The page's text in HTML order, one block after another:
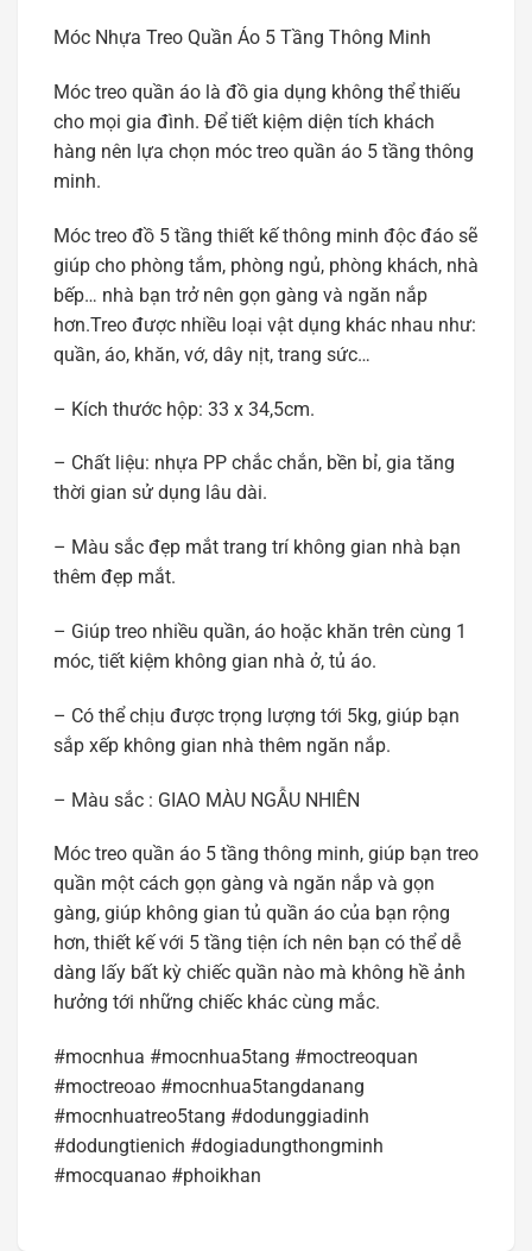
Móc Nhựa Treo Quần Áo 5 Tầng Thông Minh
Móc treo quần áo là đồ gia dụng không thể thiếu
cho mọi gia đình. Để tiết kiệm diện tích khách
hàng nên lựa chọn móc treo quần áo 5 tầng thông
minh.
Móc treo đồ 5 tầng thiết kế thông minh độc đáo sẽ
giúp cho phòng tắm, phòng ngủ, phòng khách, nhà
bếp… nhà bạn trở nên gọn gàng và ngăn nắp
hơn.Treo được nhiều loại vật dụng khác nhau như:
quần, áo, khăn, vớ, dây nịt, trang sức…
– Kích thước hộp: 33 x 34,5cm.
– Chất liệu: nhựa PP chắc chắn, bền bỉ, gia tăng
thời gian sử dụng lâu dài.
– Màu sắc đẹp mắt trang trí không gian nhà bạn
thêm đẹp mắt.
– Giúp treo nhiều quần, áo hoặc khăn trên cùng 1
móc, tiết kiệm không gian nhà ở, tủ áo.
– Có thể chịu được trọng lượng tới 5kg, giúp bạn
sắp xếp không gian nhà thêm ngăn nắp.
– Màu sắc : GIAO MÀU NGẪU NHIÊN
Móc treo quần áo 5 tầng thông minh, giúp bạn treo
quần một cách gọn gàng và ngăn nắp và gọn
gàng, giúp không gian tủ quần áo của bạn rộng
hơn, thiết kế với 5 tầng tiện ích nên bạn có thể dễ
dàng lấy bất kỳ chiếc quần nào mà không hề ảnh
hưởng tới những chiếc khác cùng mắc.
#mocnhua #mocnhua5tang #moctreoquan
#moctreoao #mocnhua5tangdanang
#mocnhuatreo5tang #dodunggiadinh
#dodungtienich #dogiadungthongminh
#mocquanao #phoikhan